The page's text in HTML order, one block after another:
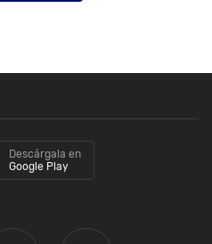
Descárgala en
Google Play